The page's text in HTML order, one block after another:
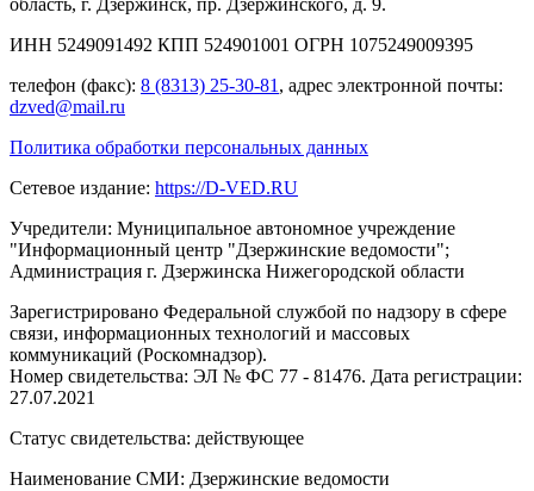
область, г. Дзержинск, пр. Дзержинского, д. 9.
ИНН 5249091492 КПП 524901001 ОГРН 1075249009395
телефон (факс): 8 (8313) 25-30-81 , адрес электронной почты:
dzved@mail.ru
Политика обработки персональных данных
Сетевое издание: https://D-VED.RU
Учредители: Муниципальное автономное учреждение
"Информационный центр "Дзержинские ведомости";
Администрация г. Дзержинска Нижегородской области
Зарегистрировано Федеральной службой по надзору в сфере
связи, информационных технологий и массовых
коммуникаций (Роскомнадзор).
Номер свидетельства: ЭЛ № ФС 77 - 81476. Дата регистрации:
27.07.2021
Статус свидетельства: действующее
Наименование СМИ: Дзержинские ведомости